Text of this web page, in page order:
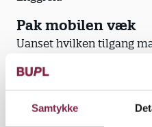
Samtykke
Pak mobilen væk
Uanset hvilken tilgang
om det måske ikke er så
”Vores hjerner er i den